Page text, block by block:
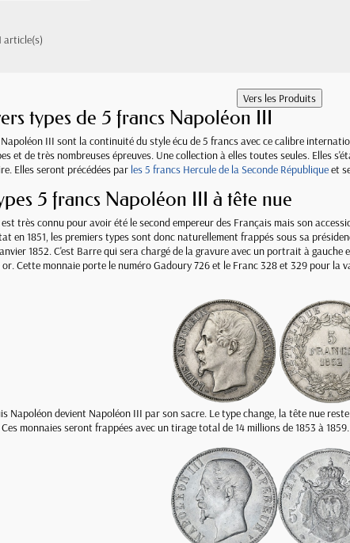
article(s)
types de 5 francs Napoléon III
III sont la continuité du style écu de 5 francs avec ce calibre
et de très nombreuses épreuves. Une collection à elles toutes seules. Elles
Elles seront précédées par les 5 francs Hercule de la Seconde Républiqueet
5 francs Napoléon III à tête nue
très connu pour avoir été le second empereur des Français mais son
en 1851, les premiers types sont donc naturellement frappés sous sa
1852. C'est Barre qui sera chargé de la gravure avec un portrait à
Cette monnaie porte le numéro Gadoury 726 et le Franc 328 et 329 pour
Napoléon devient Napoléon III par son sacre. Le type change, la tête nue
Ces monnaies seront frappées avec un tirage total de 14 millions de 1853 à